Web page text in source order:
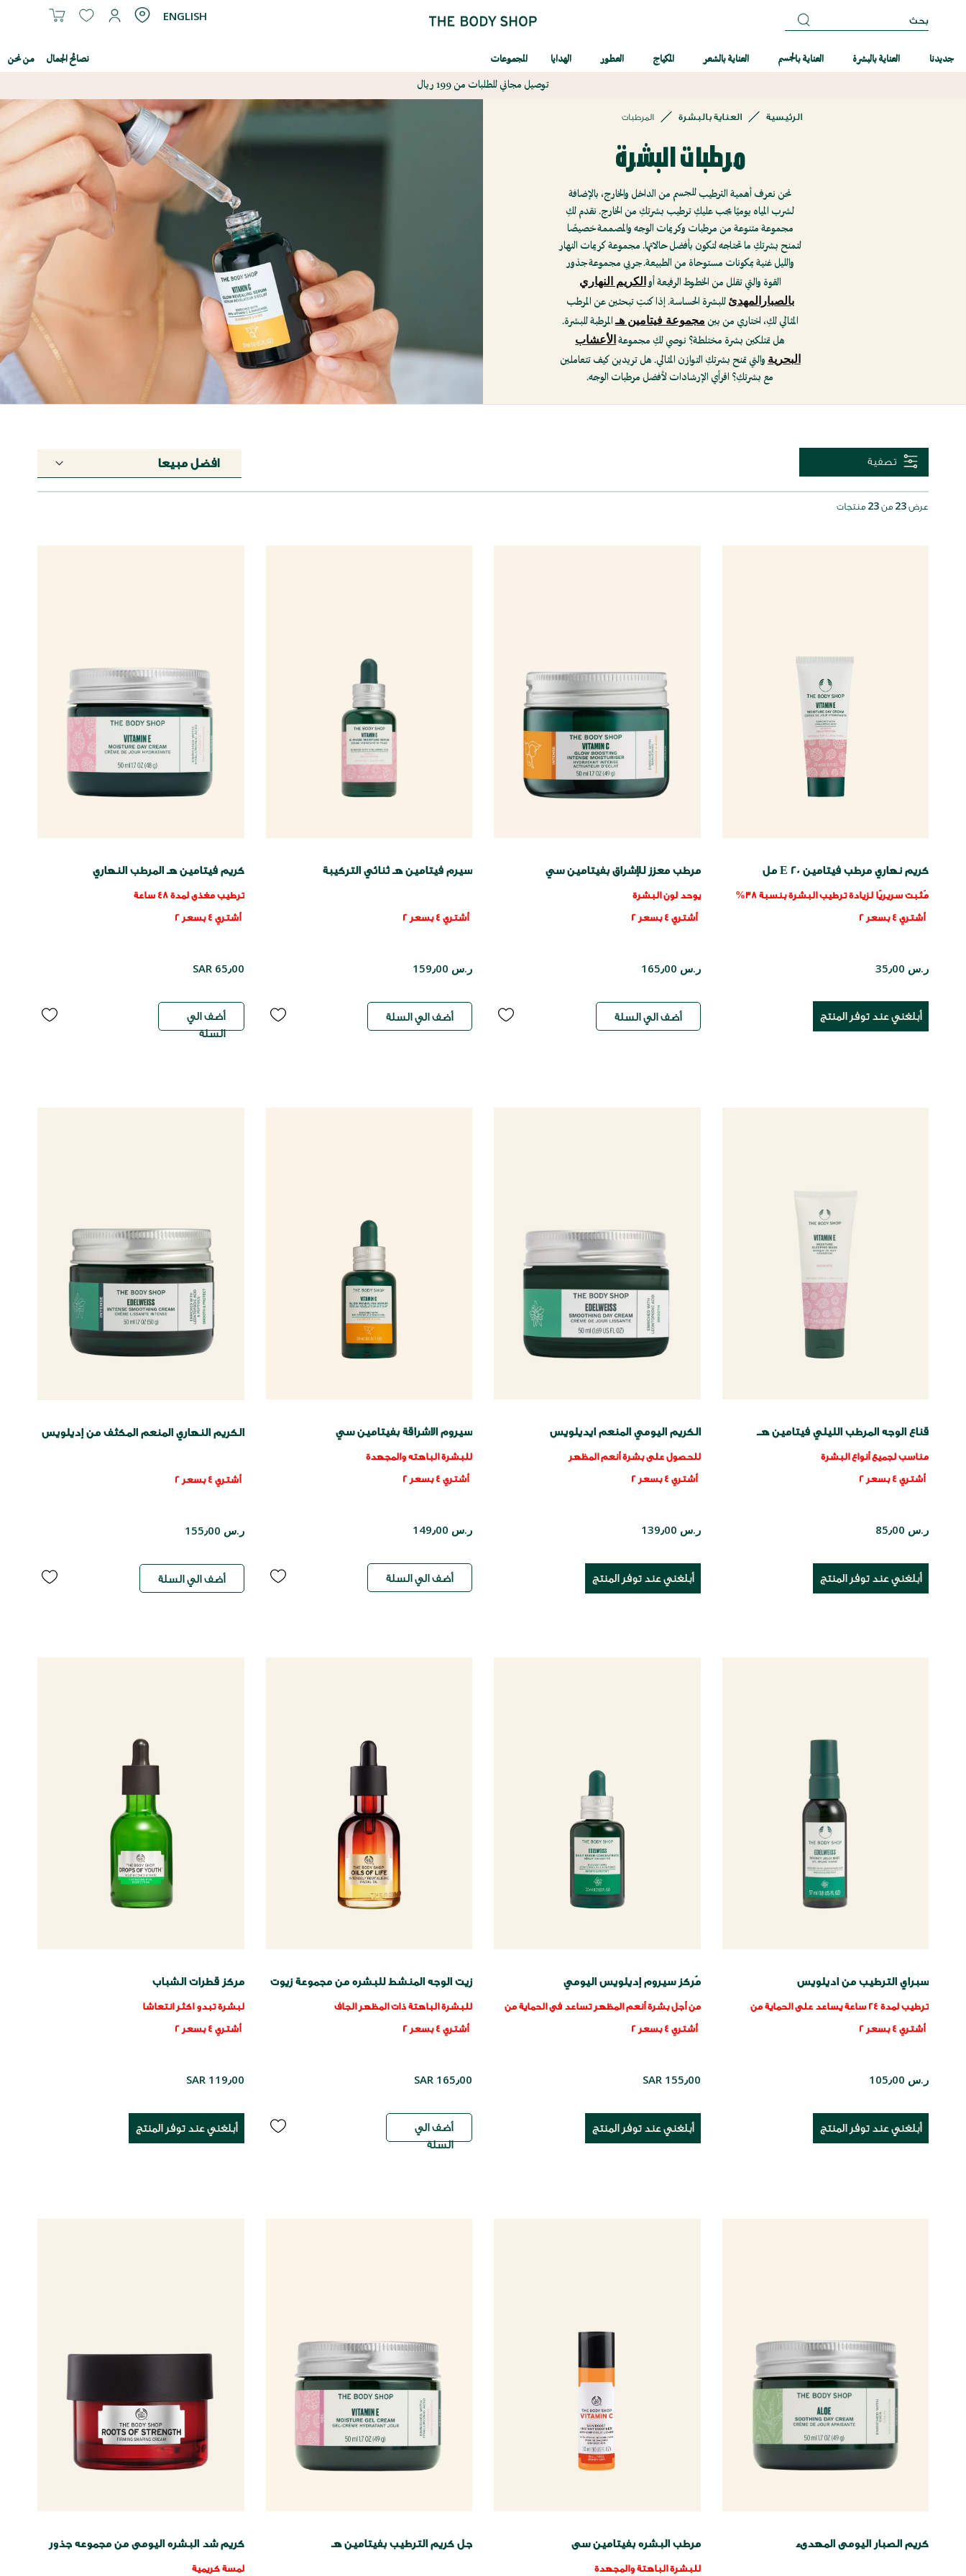
بحث ENGLISH
جديدنا العناية بالبشرة العناية بالجسم العناية بالشعر المكياج العطور الهدايا المجموعات نصائح الجمال من نحن
توصيل مجاني للطلبات من 199 ريال
الرئيسية العناية بالبشرة المرطبات
مرطبات البشرة
نحن نعرف أهمية الترطيب للجسم من الداخل والخارج، بالإضافة
لشرب المياه يوميًا يجب عليكِ ترطيب بشرتكِ من الخارج. نقدم لكِ
مجموعة متنوعة من مرطبات وكريمات الوجه والمصممة خصيصًا
لتمنح بشرتكِ ما تحتاجه لتكون بأفضل حالاتها. مجموعة كريمات النهار
والليل غنية بمكونات مستوحاة من الطبيعة. جربي مجموعة جذور
القوة والتي تقلل من الخطوط الرفيعة أوالكريم النهاري
بالصبارالمهدئللبشرة الحساسة. إذا كنتِ تبحثين عن المرطب
المثالي لكِ، اختاري من بينمجموعة فيتامين هـالمرطبة للبشرة.
هل تمتلكين بشرة مختلطة؟ نوصي لكِ مجموعةالأعشاب
البحريةوالتي تمنح بشرتكِ التوازن المثالي. هل تريدين كيف تتعاملين
مع بشرتكِ؟ اقرأي الإرشادات لأفضل مرطبات الوجه.
عرض 23 من 23 منتجات
كريم نهاري مرطب فيتامين E 20 مل
مُثبت سريريًا لزيادة ترطيب البشرة بنسبة 38%
أشتري 4 بسعر 2
ر.س 35٫00
أبلغني عند توفر المنتج
مرطب معزز للإشراق بفيتامين سي
يوحد لون البشرة
أشتري 4 بسعر 2
ر.س 165٫00
أضف الي السلة
سيرم فيتامين هـ ثنائي التركيبة
أشتري 4 بسعر 2
ر.س 159٫00
أضف الي السلة
كريم فيتامين هـ المرطب النهاري
ترطيب مغذي لمدة 48 ساعة
أشتري 4 بسعر 2
SAR 65٫00
أضف الي
السلة
قناع الوجه المرطب الليلي فيتامين هــ
مناسب لجميع أنواع البشرة
أشتري 4 بسعر 2
ر.س 85٫00
أبلغني عند توفر المنتج
الكريم اليومي المنعم ايديلويس
للحصول على بشرة أنعم المظهر
أشتري 4 بسعر 2
ر.س 139٫00
أبلغني عند توفر المنتج
سيروم الاشراقة بفيتامين سي
للبشرة الباهته والمجهدة
أشتري 4 بسعر 2
ر.س 149٫00
أضف الي السلة
الكريم النهاري المنعم المكثف من إديلويس
أشتري 4 بسعر 2
ر.س 155٫00
أضف الي السلة
سبراي الترطيب من اديلويس
ترطيب لمدة 24 ساعة
يساعد على الحماية من
أشتري 4 بسعر 2
ر.س 105٫00
أبلغني عند توفر المنتج
مُركز سيروم إديلويس اليومي
من أجل بشرة أنعم المظهرتساعد في الحماية من
أشتري 4 بسعر 2
SAR 155٫00
أبلغني عند توفر المنتج
زيت الوجه المنشط للبشره من مجموعة زيوت
الحياة
للبشرة الباهتة ذات المظهر الجاف
أشتري 4 بسعر 2
SAR 165٫00
أضف الي
السلة
مركز قطرات الشباب
لبشرة تبدو اكثر انتعاشا
أشتري 4 بسعر 2
SAR 119٫00
أبلغني عند توفر المنتج
كريم الصبار اليومى المهدىء مرطب البشره بفيتامين سى
للبشرة الباهتة والمجهدة
جل كريم الترطيب بفيتامين هـ
كريم شد البشره اليومى من مجموعه جذور
القوه
لمسة كريمية
تصفية